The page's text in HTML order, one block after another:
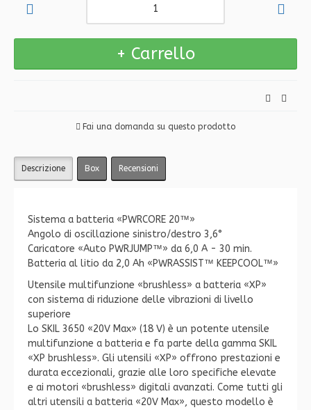
Fai una domanda su questo prodotto
Descrizione Box Recensioni
Sistema a batteria «PWRCORE 20™»
Angolo di oscillazione sinistro/destro 3,6°
Caricatore «Auto PWRJUMP™» da 6,0 A - 30 min.
Batteria al litio da 2,0 Ah «PWRASSIST™ KEEPCOOL™»
Utensile multifunzione «brushless» a batteria «XP»
con sistema di riduzione delle vibrazioni di livello
superiore
Lo SKIL 3650 «20V Max» (18 V) è un potente utensile
multifunzione a batteria e fa parte della gamma SKIL
«XP brushless». Gli utensili «XP» offrono prestazioni e
durata eccezionali, grazie alle loro specifiche elevate
e ai motori «brushless» digitali avanzati. Come tutti gli
altri utensili a batteria «20V Max», questo modello è